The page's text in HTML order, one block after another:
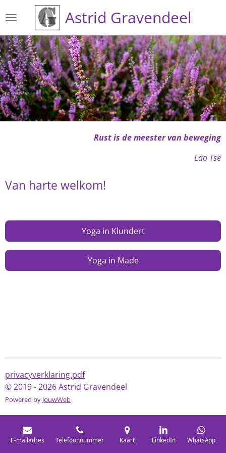
direct
naar
de
hoofdinhoud
Astrid Gravendeel
Rustis de meester van beweging
Lao Tse
Van harte welkom!
Yoga in Klundert
Yoga in Made
privacyverklaring.pdf
© 2019 - 2026 Astrid Gravendeel
Powered by JouwWeb
E-mailadres Telefoonnummer Kaart LinkedIn WhatsApp